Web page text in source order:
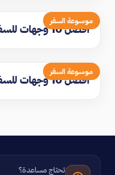
موسوعة السفر
افضل 10 وجهات للسفر في شهر يوليو
موسوعة السفر
افضل 10 وجهات للسفر خلال شهر مايو
تحتاج مساعدة؟